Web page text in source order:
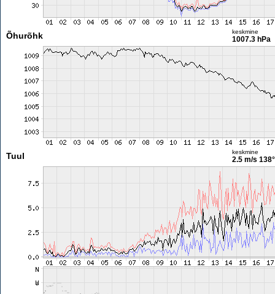
Õhurõhk keskmine
1007.3 hPa
Tuul keskmine
2.5 m/s 138°